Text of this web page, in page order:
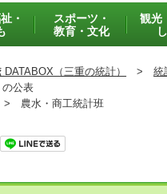
・
スポーツ・
教育・文化
観光
DATABOX（三重の統計） > 統
公表
農水・商工統計班